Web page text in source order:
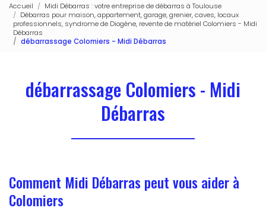
Accueil
Midi Débarras : votre entreprise de débarras à Toulouse
Débarras pour maison, appartement, garage, grenier, caves, locaux
professionnels, syndrome de Diogène, revente de matériel Colomiers - Midi
Débarras
débarrassage Colomiers - Midi Débarras
débarrassage Colomiers - Midi
Débarras
Comment Midi Débarras peut vous aider à
Colomiers